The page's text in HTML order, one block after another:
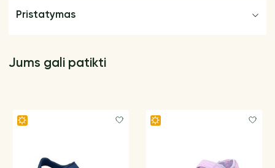
Pristatymas
Jums gali patikti